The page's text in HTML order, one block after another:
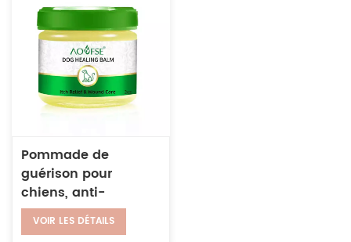
Pommade de
guérison pour
chiens, anti-
démangeaisons,
morsure d'insecte,
VOIR LES DÉTAILS